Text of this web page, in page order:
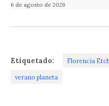
6 de agosto de 2026
Etiquetado: Florencia
verano planeta